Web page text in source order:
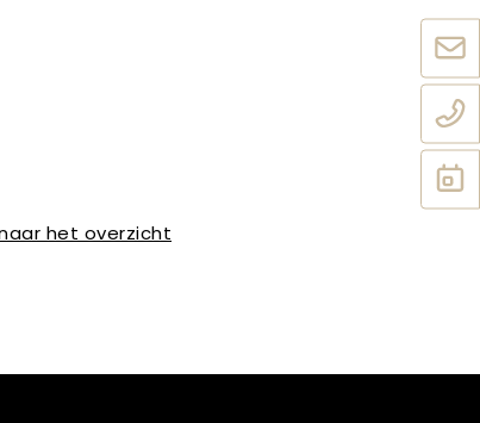
het overzicht